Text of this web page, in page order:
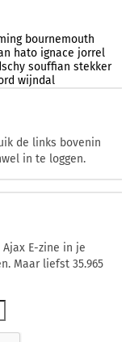
bournemouth
hato ignace jorrel
souffian stekker
wijndal
de links bovenin
in te loggen.
E-zine in je
Maar liefst 35.965